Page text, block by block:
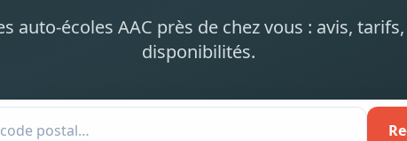
auto-écoles AAC près de chez vous : avis,
disponibilités.